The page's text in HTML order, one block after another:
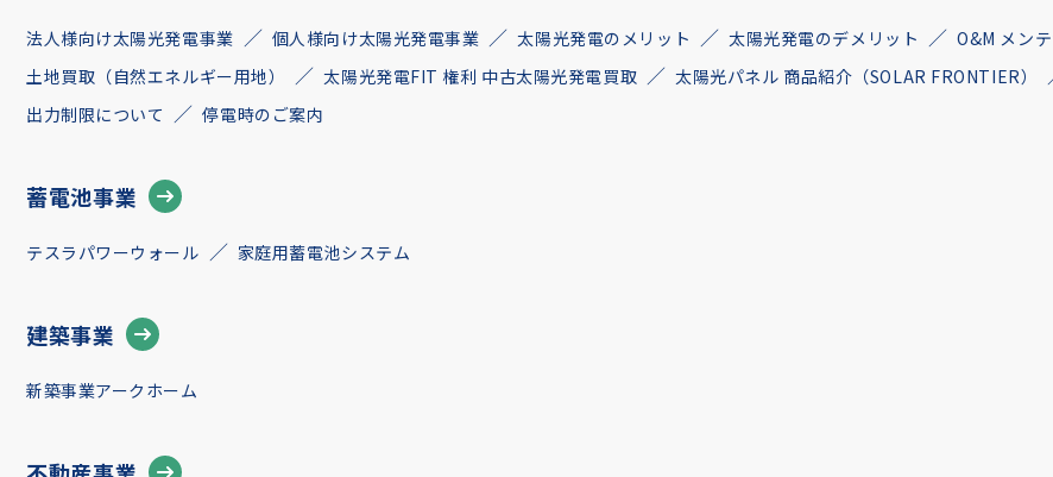
法人様向け太陽光発電事業 個人様向け太陽光発電事業 太陽光発電のメリット 太陽光発電のデメリット O&M メン
土地買取（自然エネルギー用地）
太陽光発電FIT 権利 中古太陽光発電買取 太陽光パネル 商品紹介（SOLAR FRONTIER）
出力制限について
停電時のご案内
蓄電池事業
テスラパワーウォール 家庭用蓄電池システム
建築事業
新築事業アークホーム